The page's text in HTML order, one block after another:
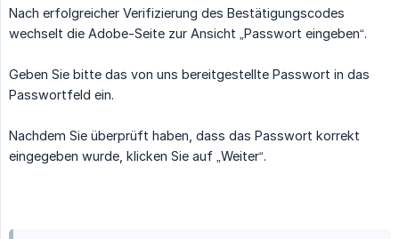
Nach erfolgreicher Verifizierung des Bestätigungscodes
wechselt die Adobe-Seite zur Ansicht „Passwort eingeben“.
Geben Sie bitte das von uns bereitgestellte Passwort in das
Passwortfeld ein.
Nachdem Sie überprüft haben, dass das Passwort korrekt
eingegeben wurde, klicken Sie auf „Weiter“.